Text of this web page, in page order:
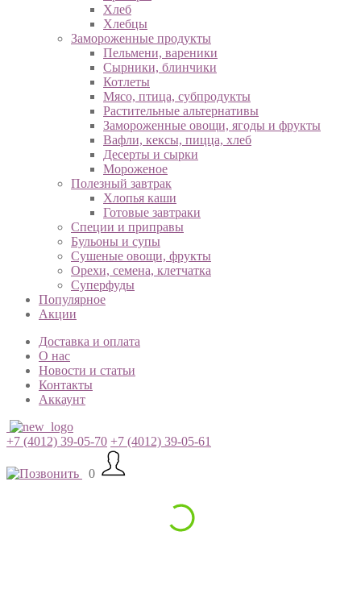
Хлеб
Хлебцы
Замороженные продукты
Пельмени, вареники
Сырники, блинчики
Котлеты
Мясо, птица, субпродукты
Растительные альтернативы
Замороженные овощи, ягоды и фрукты
Вафли, кексы, пицца, хлеб
Десерты и сырки
Мороженое
Полезный завтрак
Хлопья каши
Готовые завтраки
Специи и приправы
Бульоны и супы
Сушеные овощи, фрукты
Орехи, семена, клетчатка
Суперфуды
Популярное
Акции
Доставка и оплата
О нас
Новости и статьи
Контакты
Аккаунт
+7 (4012) 39-05-70 +7 (4012) 39-05-61
0